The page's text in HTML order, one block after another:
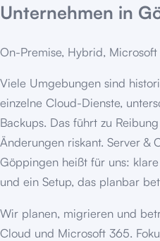
Unternehmen in
On-Premise, Hybrid,
Viele Umgebungen sind
einzelne Cloud-Dienste,
Backups. Das führt zu
Änderungen riskant. Server &
Göppingen heißt für uns:
und ein Setup, das planbar
Wir planen, migrieren und
Cloud und Microsoft 365.